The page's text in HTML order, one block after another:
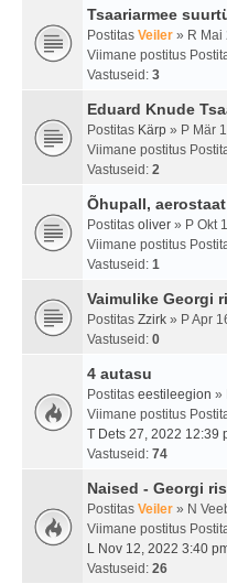
Tsaariarmee
Postitas Veiler » R Mai
Viimane postitus
Vastuseid: 3
Eduard Knude
Postitas Kärp » P Mär
Viimane postitus
Vastuseid: 2
Õhupall,
Postitas oliver » P Okt
Viimane postitus
Vastuseid: 1
Vaimulike Georgi
Postitas Zzirk » P Apr
Vastuseid: 0
4 autasu
Postitas eestileegion »
Viimane postitus
T Dets 27, 2022 12:39
Vastuseid: 74
Naised - Georgi
Postitas Veiler » N
Viimane postitus
L Nov 12, 2022 3:40
Vastuseid: 26